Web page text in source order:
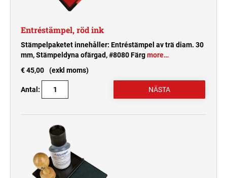
Entréstämpel, röd ink
Stämpelpaketet innehåller: Entréstämpel av trä diam. 30
mm, Stämpeldyna ofärgad, #8080 Färgmore…
€ 45,00
(exkl moms)
Antal: